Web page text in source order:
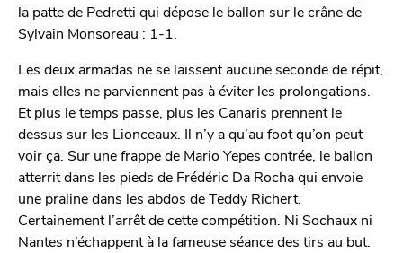
la patte de Pedretti qui dépose le ballon sur le crâne de
Sylvain Monsoreau : 1-1.
Les deux armadas ne se laissent aucune seconde de répit,
mais elles ne parviennent pas à éviter les prolongations.
Et plus le temps passe, plus les Canaris prennent le
dessus sur les Lionceaux. Il n’y a qu’au foot qu’on peut
voir ça. Sur une frappe de Mario Yepes contrée, le ballon
atterrit dans les pieds de Frédéric Da Rocha qui envoie
une praline dans les abdos de Teddy Richert.
Certainement l’arrêt de cette compétition. Ni Sochaux ni
Nantes n’échappent à la fameuse séance des tirs au but.